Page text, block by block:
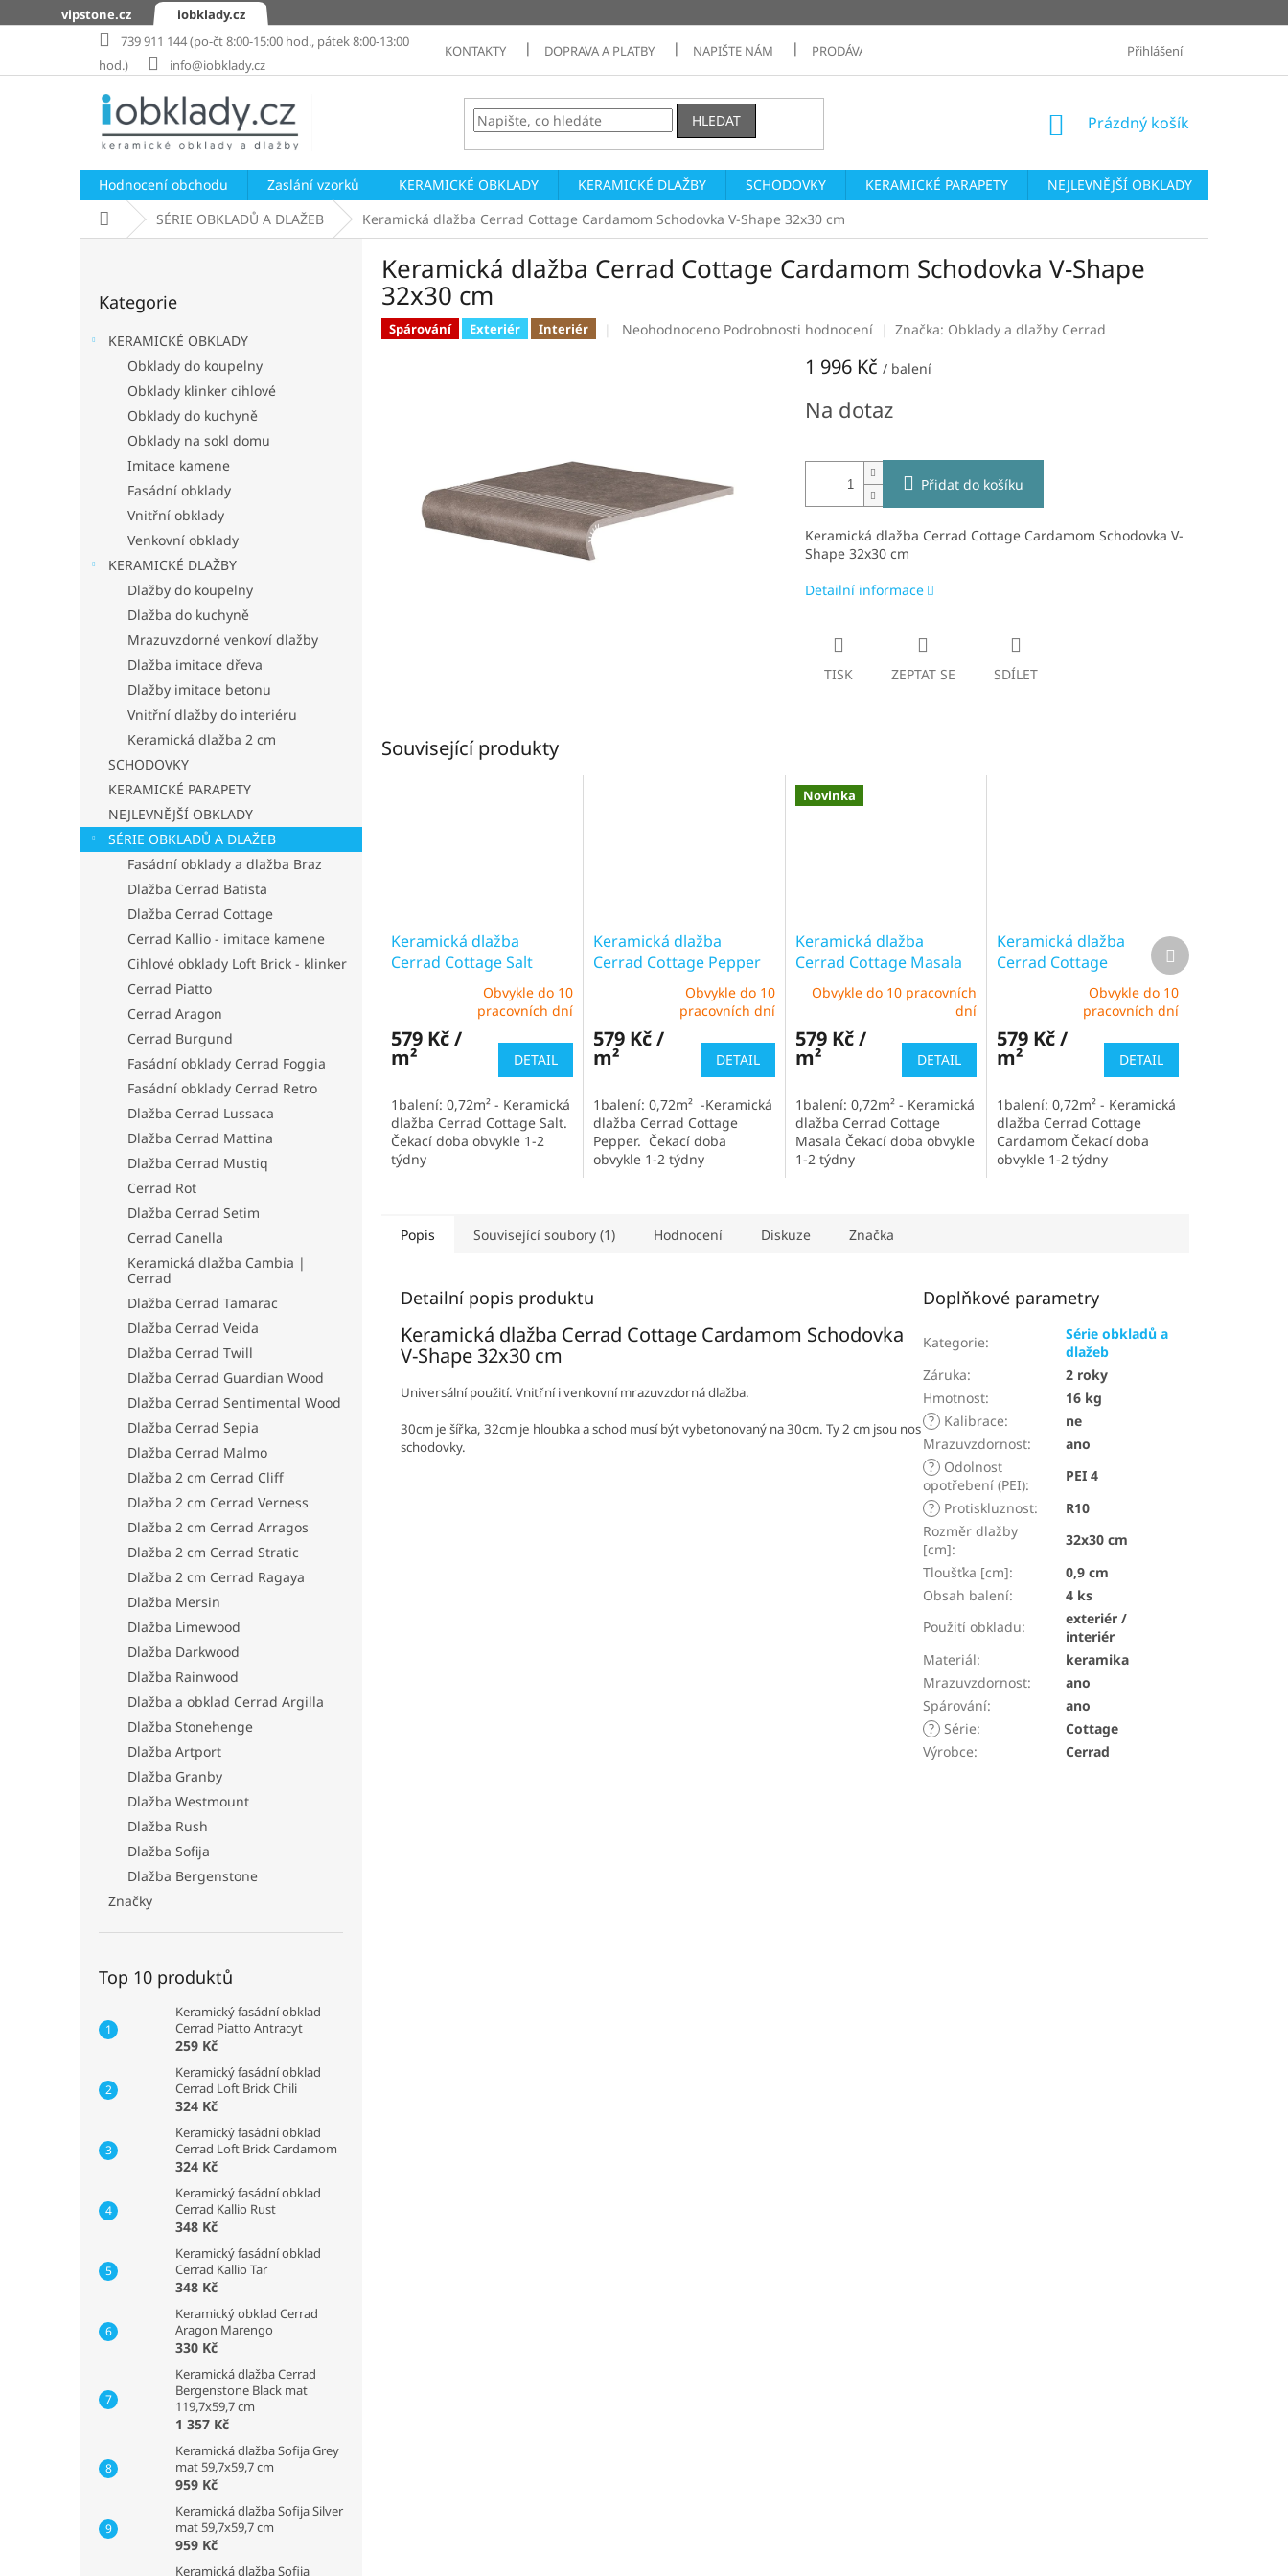
na
vipstone.cz
iobklady.cz
739 911 144 (po-čt 8:00-15:00 hod., pátek 8:00-13:00
hod.)
info@iobklady.cz
KONTAKTY DOPRAVA A PLATBY NAPIŠTE NÁM PRODÁVANÉ ZNAČKY ZASLÁNÍ VZORKŮ
Přihlášení
HLEDAT
NÁKUPNÍ
Prázdný košík
Hodnocení obchodu Zaslání vzorků KERAMICKÉ OBKLADY KERAMICKÉ DLAŽBY SCHODOVKY KERAMICKÉ PARAPETY NEJLEVNĚJŠÍ OBKLADY
Domů SÉRIE OBKLADŮ A DLAŽEB Keramická dlažba Cerrad Cottage Cardamom Schodovka V-Shape 32x30 cm
kategorie
Kategorie
KERAMICKÉ OBKLADY
Obklady do koupelny
Obklady klinker cihlové
Obklady do kuchyně
Obklady na sokl domu
Imitace kamene
Fasádní obklady
Vnitřní obklady
Venkovní obklady
KERAMICKÉ DLAŽBY
Dlažby do koupelny
Dlažba do kuchyně
Mrazuvzdorné venkoví dlažby
Dlažba imitace dřeva
Dlažby imitace betonu
Vnitřní dlažby do interiéru
Keramická dlažba 2 cm
SCHODOVKY
KERAMICKÉ PARAPETY
NEJLEVNĚJŠÍ OBKLADY
SÉRIE OBKLADŮ A DLAŽEB
Fasádní obklady a dlažba Braz
Dlažba Cerrad Batista
Dlažba Cerrad Cottage
Cerrad Kallio - imitace kamene
Cihlové obklady Loft Brick - klinker
Cerrad Piatto
Cerrad Aragon
Cerrad Burgund
Fasádní obklady Cerrad Foggia
Fasádní obklady Cerrad Retro
Dlažba Cerrad Lussaca
Dlažba Cerrad Mattina
Dlažba Cerrad Mustiq
Cerrad Rot
Dlažba Cerrad Setim
Cerrad Canella
Keramická dlažba Cambia |
Cerrad
Dlažba Cerrad Tamarac
Dlažba Cerrad Veida
Dlažba Cerrad Twill
Dlažba Cerrad Guardian Wood
Dlažba Cerrad Sentimental Wood
Dlažba Cerrad Sepia
Dlažba Cerrad Malmo
Dlažba 2 cm Cerrad Cliff
Dlažba 2 cm Cerrad Verness
Dlažba 2 cm Cerrad Arragos
Dlažba 2 cm Cerrad Stratic
Dlažba 2 cm Cerrad Ragaya
Dlažba Mersin
Dlažba Limewood
Dlažba Darkwood
Dlažba Rainwood
Dlažba a obklad Cerrad Argilla
Dlažba Stonehenge
Dlažba Artport
Dlažba Granby
Dlažba Westmount
Dlažba Rush
Dlažba Sofija
Dlažba Bergenstone
Značky
Top 10 produktů
Keramický fasádní obklad
Cerrad Piatto Antracyt
259 Kč
Keramický fasádní obklad
Cerrad Loft Brick Chili
324 Kč
Keramický fasádní obklad
Cerrad Loft Brick Cardamom
324 Kč
Keramický fasádní obklad
Cerrad Kallio Rust
348 Kč
Keramický fasádní obklad
Cerrad Kallio Tar
348 Kč
Keramický obklad Cerrad
Aragon Marengo
330 Kč
Keramická dlažba Cerrad
Bergenstone Black mat
119,7x59,7 cm
1 357 Kč
Keramická dlažba Sofija Grey
mat 59,7x59,7 cm
959 Kč
Keramická dlažba Sofija Silver
mat 59,7x59,7 cm
959 Kč
Keramická dlažba Sofija
Keramická dlažba Cerrad Cottage Cardamom Schodovka V-Shape
32x30 cm
Spárování Exteriér Interiér
Průměrné
Neohodnoceno Podrobnosti hodnocení Značka: Obklady a dlažby Cerrad
1 996 Kč / balení
cena:
Na dotaz
Přidat do košíku
Keramická dlažba Cerrad Cottage Cardamom Schodovka V-
Shape 32x30 cm
Detailní informace
TISK ZEPTAT SE SDÍLET
Související produkty
Keramická dlažba
Cerrad Cottage Salt
produktu
je
5
hvězdiček.
Obvykle do 10
pracovních dní
579 Kč /
m² DETAIL
1balení: 0,72m² - Keramická
dlažba Cerrad Cottage Salt.
Čekací doba obvykle 1-2
týdny
Keramická dlažba
Cerrad Cottage Pepper
produktu
je
5
hvězdiček.
Obvykle do 10
pracovních dní
579 Kč /
m² DETAIL
1balení: 0,72m² -Keramická
dlažba Cerrad Cottage
Pepper. Čekací doba
obvykle 1-2 týdny
Novinka
Keramická dlažba
Cerrad Cottage Masala
Obvykle do 10 pracovních
dní
579 Kč /
m² DETAIL
1balení: 0,72m² - Keramická
dlažba Cerrad Cottage
Masala Čekací doba obvykle
1-2 týdny
Keramická dlažba
Cerrad Cottage
produktu
je
5
hvězdiček.
Obvykle do 10
pracovních dní
579 Kč /
m² DETAIL
1balení: 0,72m² - Keramická
dlažba Cerrad Cottage
Cardamom Čekací doba
obvykle 1-2 týdny
Další
produkt
Popis Související soubory (1) Hodnocení Diskuze Značka
Detailní popis produktu
Keramická dlažba Cerrad Cottage Cardamom Schodovka
V-Shape 32x30 cm
Universální použití. Vnitřní i venkovní mrazuvzdorná dlažba.
30cm je šířka, 32cm je hloubka a schod musí být vybetonovaný na 30cm. Ty 2 cm jsou nos
schodovky.
Doplňkové parametry
Kategorie:
Série obkladů a
dlažeb
Záruka:
2 roky
Hmotnost:
16 kg
? Kalibrace:
ne
Mrazuvzdornost:
ano
? Odolnost
opotřebení (PEI):
PEI 4
? Protiskluznost:
R10
Rozměr dlažby
[cm]:
32x30 cm
Tloušťka [cm]:
0,9 cm
Obsah balení:
4 ks
Použití obkladu:
exteriér /
interiér
Materiál:
keramika
Mrazuvzdornost:
ano
Spárování:
ano
? Série:
Cottage
Výrobce: Cerrad